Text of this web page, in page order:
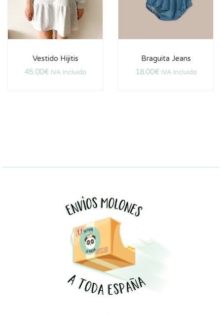
Vestido Hijitis
45.00€ IVA Incluido
Braguita Jeans
18.00€ IVA Incluido